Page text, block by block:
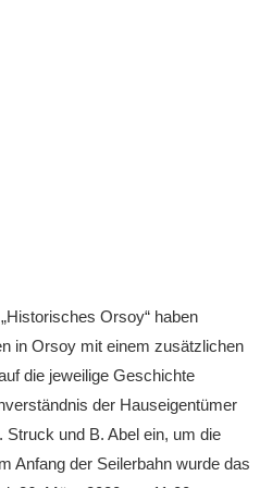
Orsoy“ haben
in Orsoy mit einem zusätzlichen
die jeweilige Geschichte
der Hauseigentümer
und B. Abel ein, um die
Anfang der Seilerbahn wurde das